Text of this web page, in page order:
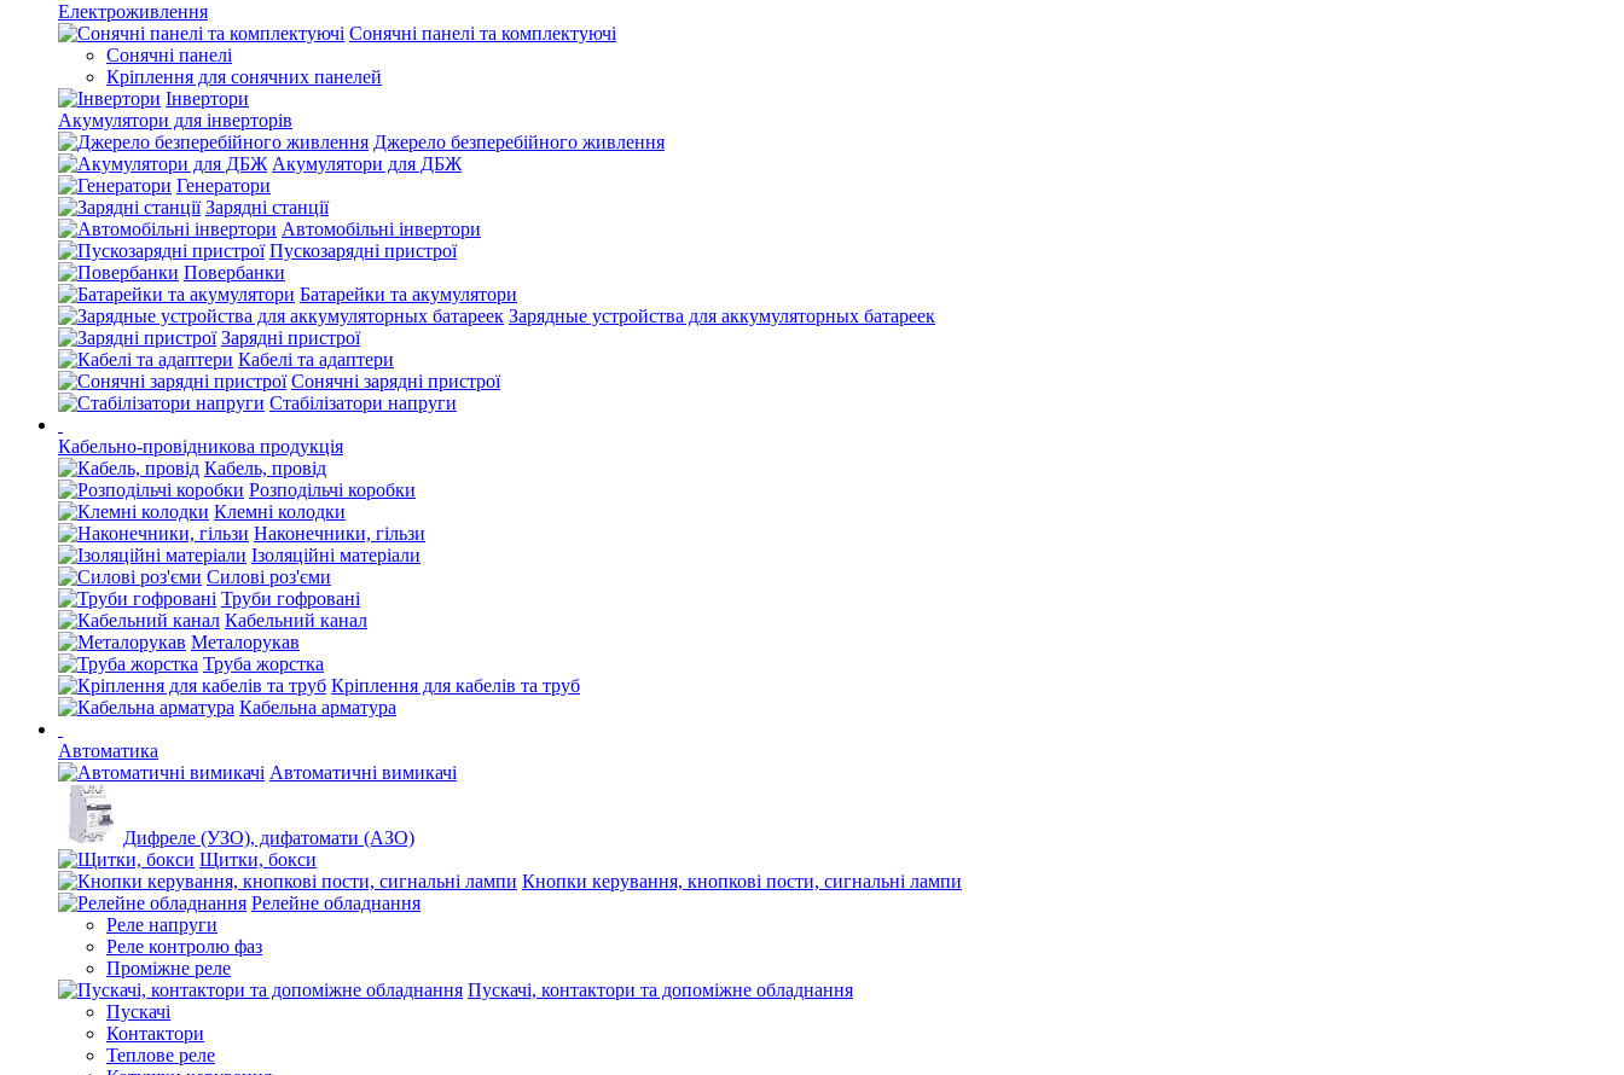
Електроживлення
Сонячні панелі та комплектуючі
Сонячні панелі
Кріплення для сонячних панелей
Інвертори
Акумулятори для інверторів
Джерело безперебійного живлення
Акумулятори для ДБЖ
Генератори
Зарядні станції
Автомобільні інвертори
Пускозарядні пристрої
Повербанки
Батарейки та акумулятори
Зарядные устройства для аккумуляторных батареек
Зарядні пристрої
Кабелі та адаптери
Сонячні зарядні пристрої
Стабілізатори напруги
Кабельно-провідникова продукція
Кабель, провід
Розподільчі коробки
Клемні колодки
Наконечники, гільзи
Ізоляційні матеріали
Силові роз'єми
Труби гофровані
Кабельний канал
Металорукав
Труба жорстка
Кріплення для кабелів та труб
Кабельна арматура
Автоматика
Автоматичні вимикачі
Дифреле (УЗО), дифатомати (АЗО)
Щитки, бокси
Кнопки керування, кнопкові пости, сигнальні лампи
Релейне обладнання
Реле напруги
Реле контролю фаз
Проміжне реле
Пускачі, контактори та допоміжне обладнання
Пускачі
Контактори
Теплове реле